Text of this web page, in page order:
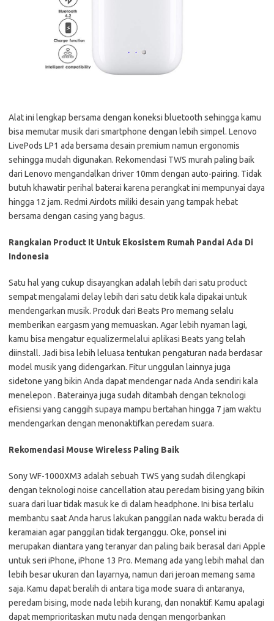
Alat ini lengkap bersama dengan koneksi bluetooth sehingga kamu
bisa memutar musik dari smartphone dengan lebih simpel. Lenovo
LivePods LP1 ada bersama desain premium namun ergonomis
sehingga mudah digunakan. Rekomendasi TWS murah paling baik
dari Lenovo mengandalkan driver 10mm dengan auto-pairing. Tidak
butuh khawatir perihal baterai karena perangkat ini mempunyai daya
hingga 12 jam. Redmi Airdots miliki desain yang tampak hebat
bersama dengan casing yang bagus.
Rangkaian Product It Untuk Ekosistem Rumah Pandai Ada Di
Indonesia
Satu hal yang cukup disayangkan adalah lebih dari satu product
sempat mengalami delay lebih dari satu detik kala dipakai untuk
mendengarkan musik. Produk dari Beats Pro memang selalu
memberikan eargasm yang memuaskan. Agar lebih nyaman lagi,
kamu bisa mengatur equalizermelalui aplikasi Beats yang telah
diinstall. Jadi bisa lebih leluasa tentukan pengaturan nada berdasar
model musik yang didengarkan. Fitur unggulan lainnya juga
sidetone yang bikin Anda dapat mendengar nada Anda sendiri kala
menelepon . Baterainya juga sudah ditambah dengan teknologi
efisiensi yang canggih supaya mampu bertahan hingga 7 jam waktu
mendengarkan dengan menonaktifkan peredam suara.
Rekomendasi Mouse Wireless Paling Baik
Sony WF-1000XM3 adalah sebuah TWS yang sudah dilengkapi
dengan teknologi noise cancellation atau peredam bising yang bikin
suara dari luar tidak masuk ke di dalam headphone. Ini bisa terlalu
membantu saat Anda harus lakukan panggilan nada waktu berada di
keramaian agar panggilan tidak terganggu. Oke, ponsel ini
merupakan diantara yang teranyar dan paling baik berasal dari Apple
untuk seri iPhone, iPhone 13 Pro. Memang ada yang lebih mahal dan
lebih besar ukuran dan layarnya, namun dari jeroan memang sama
saja. Kamu dapat beralih di antara tiga mode suara di antaranya,
peredam bising, mode nada lebih kurang, dan nonaktif. Kamu apalagi
dapat memprioritaskan mutu nada dengan mengorbankan